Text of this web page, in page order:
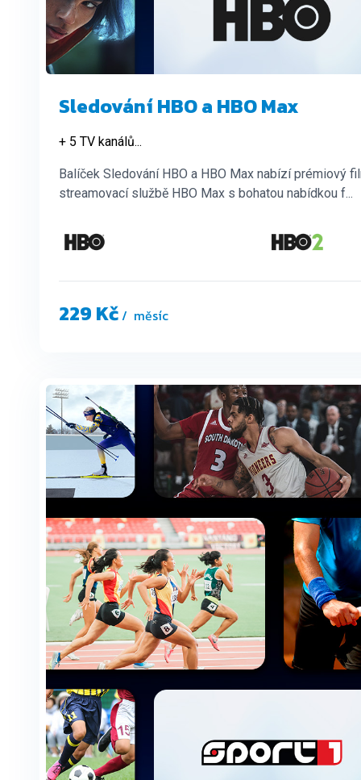
Sledování HBO a HBO Max
+ 5 TV kanálů...
Balíček Sledování HBO a HBO Max nabízí prémiový
streamovací službě HBO Max s bohatou nabídkou f...
229 Kč/ měsíc